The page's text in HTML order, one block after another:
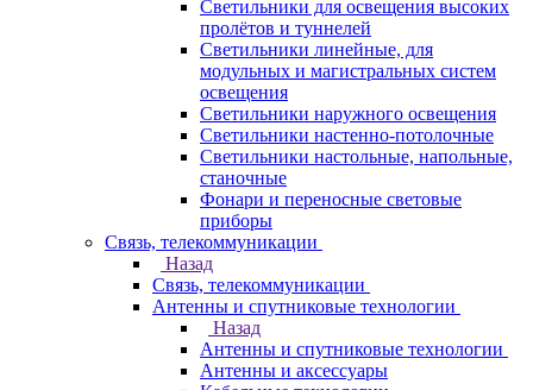
Светильники для освещения высоких
пролётов и туннелей
Светильники линейные, для
модульных и магистральных систем
освещения
Светильники наружного освещения
Светильники настенно-потолочные
Светильники настольные, напольные,
станочные
Фонари и переносные световые
приборы
Связь, телекоммуникации
Назад
Связь, телекоммуникации
Антенны и спутниковые технологии
Назад
Антенны и спутниковые технологии
Антенны и аксессуары